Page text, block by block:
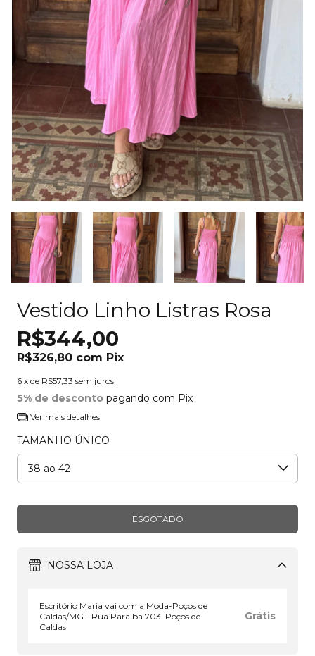
Vestido Linho Listras Rosa
R$344,00
R$326,80 com Pix
6 x de R$57,33 sem juros
5% de desconto pagando com Pix
Ver mais detalhes
TAMANHO ÚNICO
NOSSA LOJA
Escritório Maria vai com a Moda-Poços de
Caldas/MG - Rua Paraíba 703. Poços de
Caldas
Grátis